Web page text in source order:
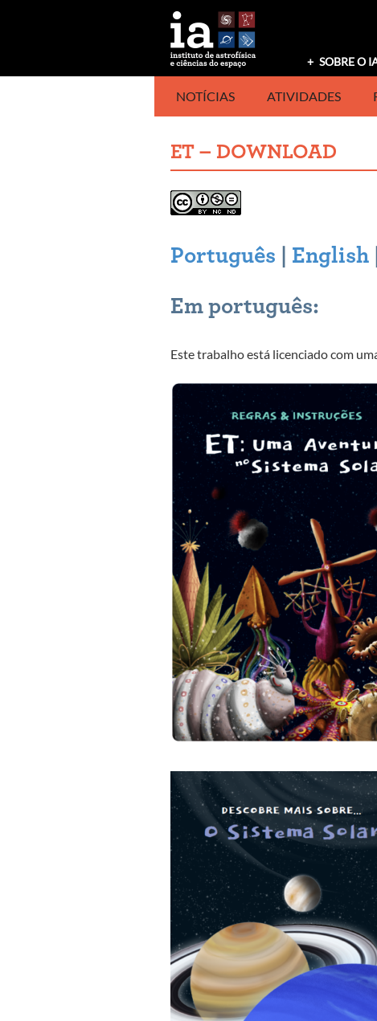
SOBRE O
NOTÍCIAS ATIVIDADES
ET – DOWNLOAD
Português English
Em português:
Este trabalho está licenciado com